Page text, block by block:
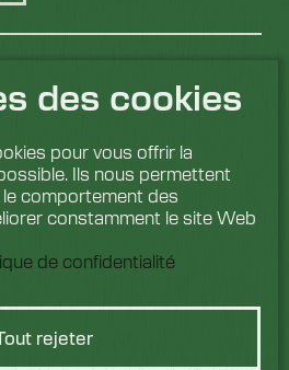
des cookies
pour vous offrir la
Ils nous permettent
comportement des
constamment le site Web
de confidentialité
rejeter